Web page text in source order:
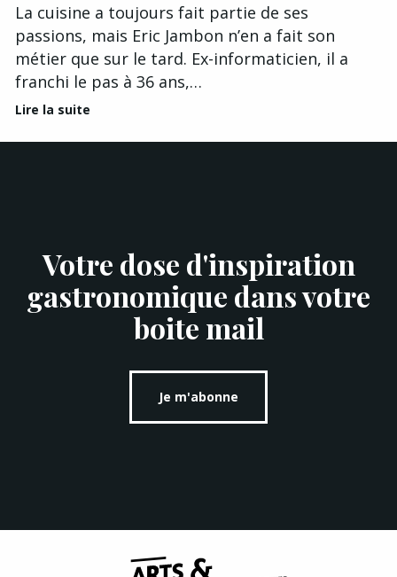
La cuisine a toujours fait partie de ses
passions, mais Eric Jambon n’en a fait son
métier que sur le tard. Ex-informaticien, il a
franchi le pas à 36 ans,…
Lire la suite
Votre dose d'inspiration
gastronomique dans votre
boite mail
Je m'abonne